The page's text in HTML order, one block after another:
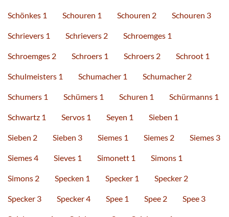
Schönkes 1 Schouren 1 Schouren 2 Schouren 3
Schrievers 1 Schrievers 2 Schroemges 1
Schroemges 2 Schroers 1 Schroers 2 Schroot 1
Schulmeisters 1 Schumacher 1 Schumacher 2
Schumers 1 Schümers 1 Schuren 1 Schürmanns 1
Schwartz 1 Servos 1 Seyen 1 Sieben 1
Sieben 2 Sieben 3 Siemes 1 Siemes 2 Siemes 3
Siemes 4 Sieves 1 Simonett 1 Simons 1
Simons 2 Specken 1 Specker 1 Specker 2
Specker 3 Specker 4 Spee 1 Spee 2 Spee 3